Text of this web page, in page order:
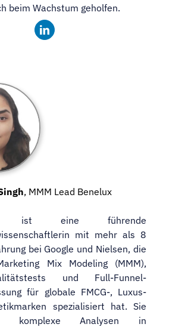
beim Wachstum geholfen.
, MMM Lead Benelux
ist eine führende
mit mehr als 8
bei Google und Nielsen, die
Mix Modeling (MMM),
und Full-Funnel-
für globale FMCG-, Luxus-
spezialisiert hat. Sie
komplexe Analysen in